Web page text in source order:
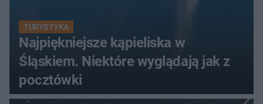
TURYSTYKA
Najpiękniejsze kąpieliska w
Śląskiem. Niektóre wyglądają jak z
pocztówki